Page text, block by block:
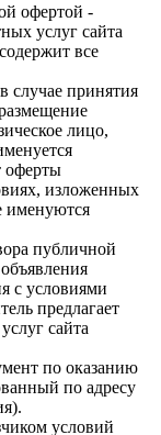
офертой -
услуг сайта
все
случае принятия
лицо,
оферты
изложенных
именуются
публичной
с условиями
предлагает
сайта
по оказанию
по адресу
условий